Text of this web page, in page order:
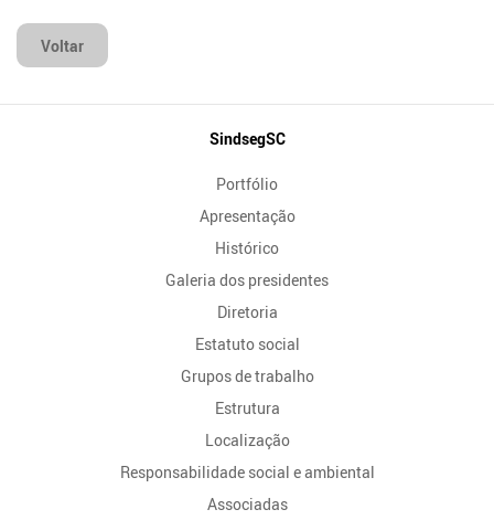
Voltar
SindsegSC
Portfólio
Apresentação
Histórico
Galeria dos presidentes
Diretoria
Estatuto social
Grupos de trabalho
Estrutura
Localização
Responsabilidade social e ambiental
Associadas